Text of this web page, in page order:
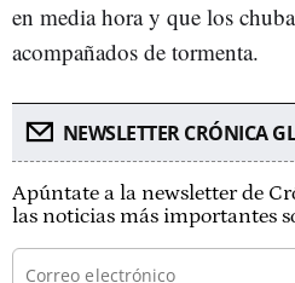
en media hora y que los
acompañados de tormenta.
NEWSLETTER CRÓNICA
Apúntate a la newsletter de
las noticias más importantes